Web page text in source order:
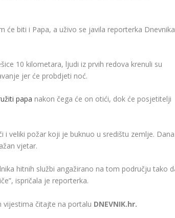
će biti i Papa, a uživo se javila reporterka Dnevnika
10 kilometara, ljudi iz prvih redova krenuli su
jer će probdjeti noć.
papa nakon čega će on otići, dok će posjetitelji
i veliki požar koji je buknuo u središtu zemlje.
vjetar.
hitnih službi angažirano na tom području tako
ispričala je reporterka.
vijestima čitajte na portalu DNEVNIK.hr.